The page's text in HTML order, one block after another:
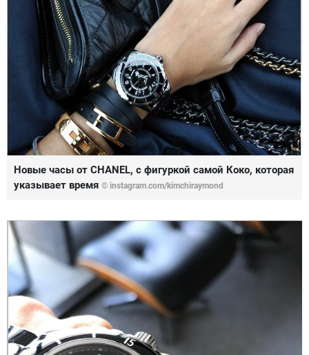
Новые часы от CHANEL, с фигуркой самой Коко, которая
указывает время © instagram.com/kimchiraymond